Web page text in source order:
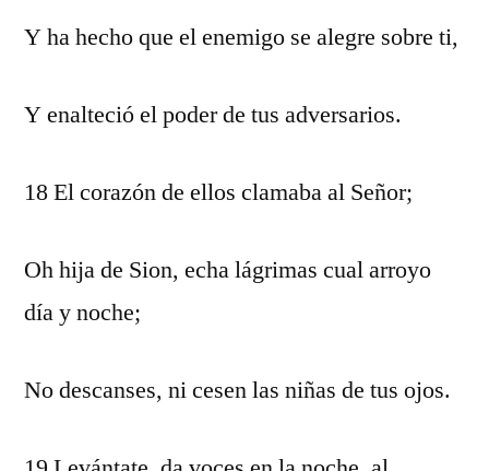
Y ha hecho que el enemigo se alegre sobre ti,
Y enalteció el poder de tus adversarios.
18 El corazón de ellos clamaba al Señor;
Oh hija de Sion, echa lágrimas cual arroyo
día y noche;
No descanses, ni cesen las niñas de tus ojos.